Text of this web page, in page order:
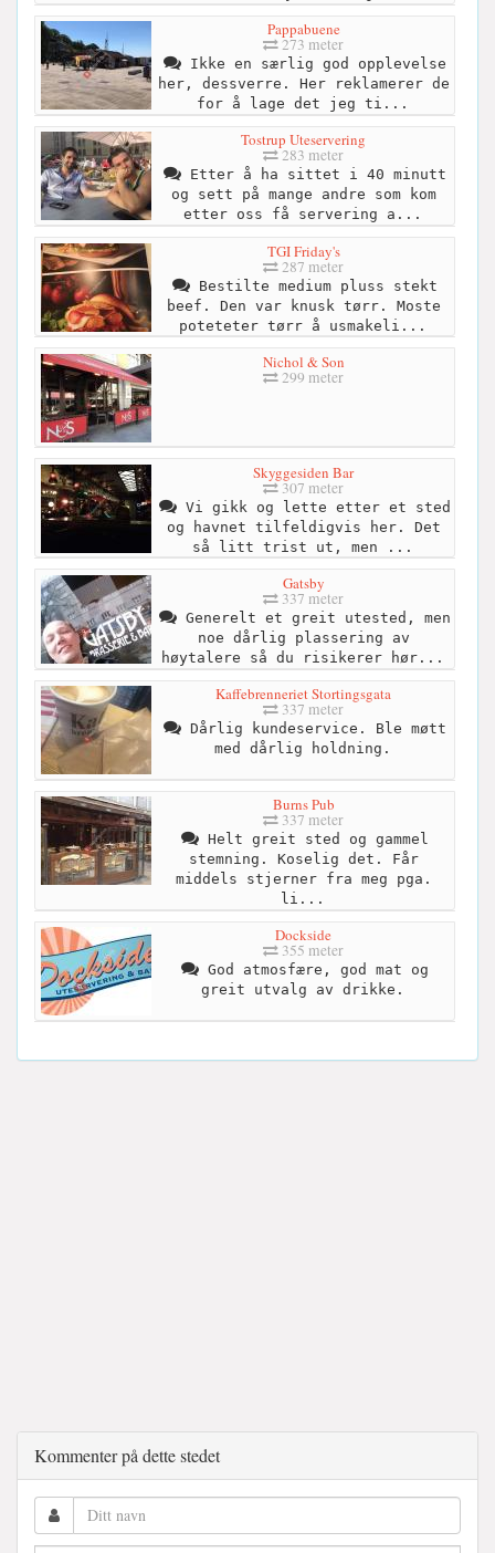
Pappabuene
273 meter
Ikke en særlig god opplevelse
her, dessverre. Her reklamerer de
for å lage det jeg ti...
Tostrup Uteservering
283 meter
Etter å ha sittet i 40 minutt
og sett på mange andre som kom
etter oss få servering a...
TGI Friday's
287 meter
Bestilte medium pluss stekt
beef. Den var knusk tørr. Moste
poteteter tørr å usmakeli...
Nichol & Son
299 meter
Skyggesiden Bar
307 meter
Vi gikk og lette etter et sted
og havnet tilfeldigvis her. Det
så litt trist ut, men ...
Gatsby
337 meter
Generelt et greit utested, men
noe dårlig plassering av
høytalere så du risikerer hør...
Kaffebrenneriet Stortingsgata
337 meter
Dårlig kundeservice. Ble møtt
med dårlig holdning.
Burns Pub
337 meter
Helt greit sted og gammel
stemning. Koselig det. Får
middels stjerner fra meg pga.
li...
Dockside
355 meter
God atmosfære, god mat og
greit utvalg av drikke.
Kommenter på dette stedet